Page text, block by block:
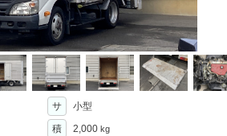
サ
小型
積 2,000 kg